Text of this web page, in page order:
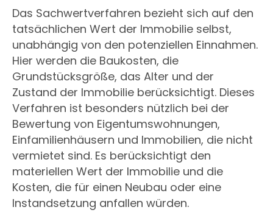
Das Sachwertverfahren bezieht sich auf den
tatsächlichen Wert der Immobilie selbst,
unabhängig von den potenziellen Einnahmen.
Hier werden die Baukosten, die
Grundstücksgröße, das Alter und der
Zustand der Immobilie berücksichtigt. Dieses
Verfahren ist besonders nützlich bei der
Bewertung von Eigentumswohnungen,
Einfamilienhäusern und Immobilien, die nicht
vermietet sind. Es berücksichtigt den
materiellen Wert der Immobilie und die
Kosten, die für einen Neubau oder eine
Instandsetzung anfallen würden.